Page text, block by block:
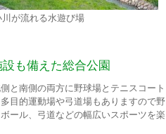
川が流れる水遊び場
も備えた総合公園
と南側の両方に野球場とテニスコート
目的運動場や弓道場もありますので野
ール、弓道などの幅広いスポーツを楽